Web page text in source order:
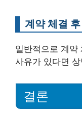
계약 체결
일반적으로 계약
사유가 있다면
결론